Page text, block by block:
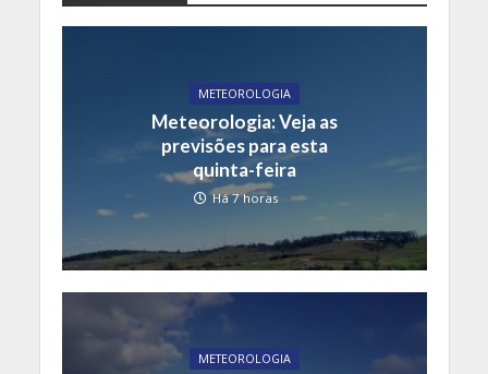
METEOROLOGIA
Meteorologia: Veja as
previsões para esta
quinta-feira
Há 7 horas
METEOROLOGIA